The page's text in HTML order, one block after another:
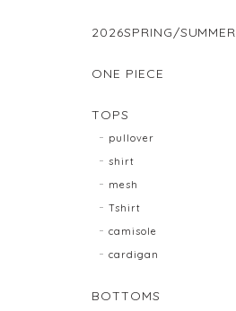
2026SPRING/SUMMER
ONE PIECE
TOPS
pullover
shirt
mesh
Tshirt
camisole
cardigan
BOTTOMS